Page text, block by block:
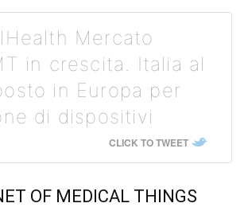
Mercato
in crescita. Italia al
in Europa per
di dispositivi
CLICK TO TWEET
OF MEDICAL THINGS